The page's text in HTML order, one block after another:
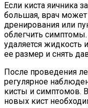
Если киста яичника
большая, врач
дренирования или
облегчить
удаляется жидкость
ее размер и снять
После проведения
регулярное
кисты и симптомов.
новых кист